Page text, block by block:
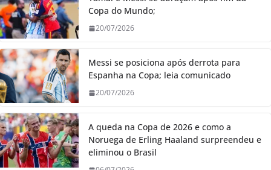
Copa do Mundo;
20/07/2026
Messi se posiciona após derrota para
Espanha na Copa; leia comunicado
20/07/2026
A queda na Copa de 2026 e como a
Noruega de Erling Haaland surpreendeu e
eliminou o Brasil